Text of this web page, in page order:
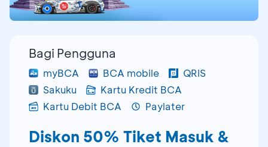
Bagi Pengguna
myBCA BCA mobile
QRIS
Sakuku
Kartu Kredit BCA
Kartu Debit BCA
Paylater
Diskon 50% Tiket Masuk &